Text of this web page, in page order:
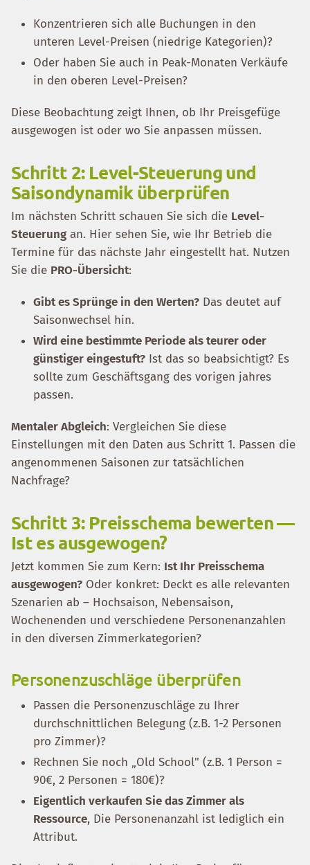
Konzentrieren sich alle Buchungen in den
unteren Level-Preisen (niedrige Kategorien)?
Oder haben Sie auch in Peak-Monaten Verkäufe
in den oberen Level-Preisen?
Diese Beobachtung zeigt Ihnen, ob Ihr Preisgefüge
ausgewogen ist oder wo Sie anpassen müssen.
Schritt 2: Level-Steuerung und
Saisondynamik überprüfen
Im nächsten Schritt schauen Sie sich die Level-
Steuerung an. Hier sehen Sie, wie Ihr Betrieb die
Termine für das nächste Jahr eingestellt hat. Nutzen
Sie die PRO-Übersicht:
Gibt es Sprünge in den Werten? Das deutet auf
Saisonwechsel hin.
Wird eine bestimmte Periode als teurer oder
günstiger eingestuft? Ist das so beabsichtigt? Es
sollte zum Geschäftsgang des vorigen jahres
passen.
Mentaler Abgleich: Vergleichen Sie diese
Einstellungen mit den Daten aus Schritt 1. Passen die
angenommenen Saisonen zur tatsächlichen
Nachfrage?
Schritt 3: Preisschema bewerten —
Ist es ausgewogen?
Jetzt kommen Sie zum Kern: Ist Ihr Preisschema
ausgewogen? Oder konkret: Deckt es alle relevanten
Szenarien ab – Hochsaison, Nebensaison,
Wochenenden und verschiedene Personenanzahlen
in den diversen Zimmerkategorien?
Personenzuschläge überprüfen
Passen die Personenzuschläge zu Ihrer
durchschnittlichen Belegung (z.B. 1-2 Personen
pro Zimmer)?
Rechnen Sie noch „Old School" (z.B. 1 Person =
90€, 2 Personen = 180€)?
Eigentlich verkaufen Sie das Zimmer als
Ressource, Die Personenanzahl ist lediglich ein
Attribut.